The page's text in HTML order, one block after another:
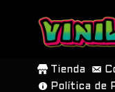
SALTAR
CONTENIDO
Tienda
Política de